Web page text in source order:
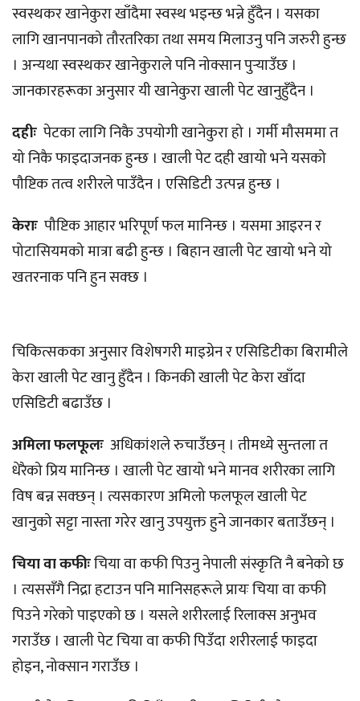
स्वस्थकर खानेकुरा खाँदैमा स्वस्थ भइन्छ भन्ने हुँदैन । यसका
लागि खानपानको तौरतरिका तथा समय मिलाउनु पनि जरुरी हुन्छ
। अन्यथा स्वस्थकर खानेकुराले पनि नोक्सान पुर्‍याउँछ ।
जानकारहरूका अनुसार यी खानेकुरा खाली पेट खानुहुँदैन ।
दहीः पेटका लागि निकै उपयोगी खानेकुरा हो । गर्मी मौसममा त
यो निकै फाइदाजनक हुन्छ । खाली पेट दही खायो भने यसको
पौष्टिक तत्व शरीरले पाउँदैन । एसिडिटी उत्पन्न हुन्छ ।
केराः पौष्टिक आहार भरिपूर्ण फल मानिन्छ । यसमा आइरन र
पोटासियमको मात्रा बढी हुन्छ । बिहान खाली पेट खायो भने यो
खतरनाक पनि हुन सक्छ ।
चिकित्सकका अनुसार विशेषगरी माइग्रेन र एसिडिटीका बिरामीले
केरा खाली पेट खानु हुँदैन । किनकी खाली पेट केरा खाँदा
एसिडिटी बढाउँछ ।
अमिला फलफूलः अधिकांशले रुचाउँछन् । तीमध्ये सुन्तला त
धेरैको प्रिय मानिन्छ । खाली पेट खायो भने मानव शरीरका लागि
विष बन्न सक्छन् । त्यसकारण अमिलो फलफूल खाली पेट
खानुको सट्टा नास्ता गरेर खानु उपयुक्त हुने जानकार बताउँछन् ।
चिया वा कफीःचिया वा कफी पिउनु नेपाली संस्कृति नै बनेको छ
। त्यससँगै निद्रा हटाउन पनि मानिसहरूले प्रायः चिया वा कफी
पिउने गरेको पाइएको छ । यसले शरीरलाई रिलाक्स अनुभव
गराउँछ । खाली पेट चिया वा कफी पिउँदा शरीरलाई फाइदा
होइन, नोक्सान गराउँछ ।